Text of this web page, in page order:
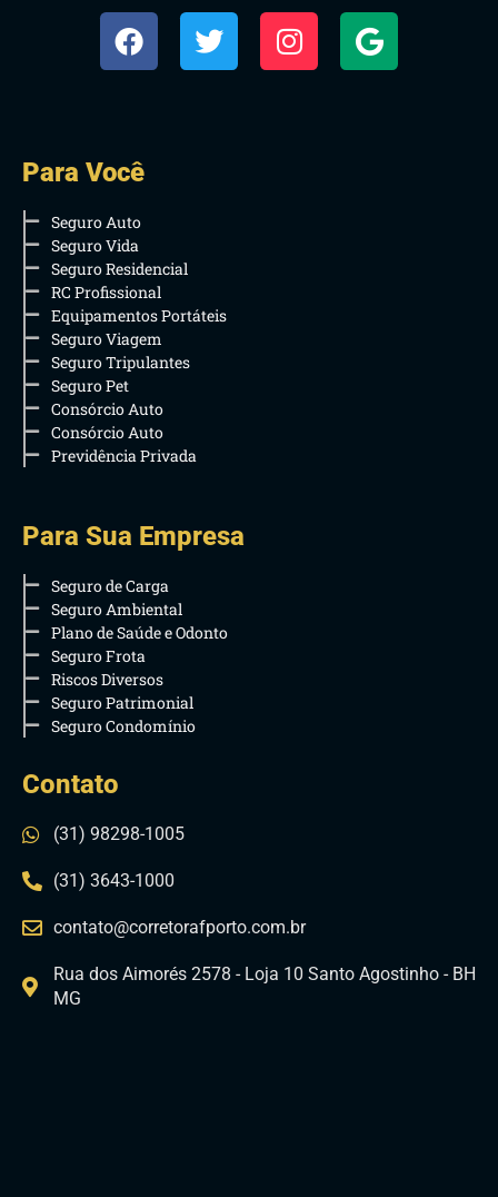
Para Você
Seguro Auto
Seguro Vida
Seguro Residencial
RC Profissional
Equipamentos Portáteis
Seguro Viagem
Seguro Tripulantes
Seguro Pet
Consórcio Auto
Consórcio Auto
Previdência Privada
Para Sua Empresa
Seguro de Carga
Seguro Ambiental
Plano de Saúde e Odonto
Seguro Frota
Riscos Diversos
Seguro Patrimonial
Seguro Condomínio
Contato
(31) 98298-1005
(31) 3643-1000
contato@corretorafporto.com.br
Rua dos Aimorés 2578 - Loja 10 Santo Agostinho - BH
MG